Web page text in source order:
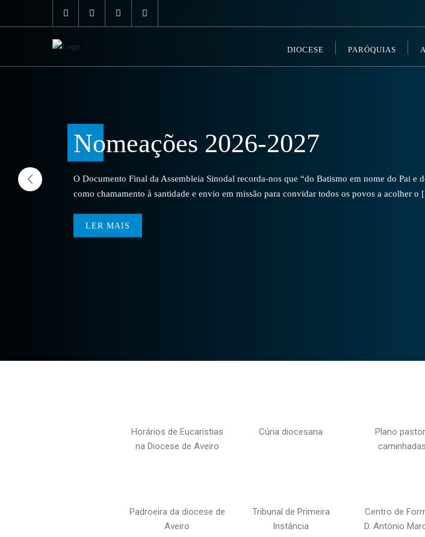
DIOCESE PARÓQUIAS
Nomeações 2026-2027
O Documento Final da Assembleia Sinodal recorda-nos que “do Batismo em nome do Pai
como chamamento à santidade e envio em missão para convidar todos os povos a acolher o
LER MAIS
Horários de Eucaristias
na Diocese de Aveiro
Cúria diocesana
Plano
Padroeira da diocese de
Aveiro
Tribunal de Primeira
Instância
Centro de
D. António